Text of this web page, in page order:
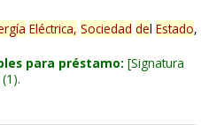
Eléctrica, Sociedad del Estado,
para préstamo: Signatura
(1).